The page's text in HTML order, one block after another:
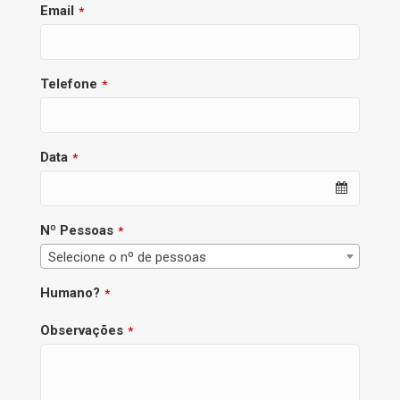
Email *
Telefone *
Data *
Nº Pessoas *
Selecione o nº de pessoas
Humano? *
Observações *